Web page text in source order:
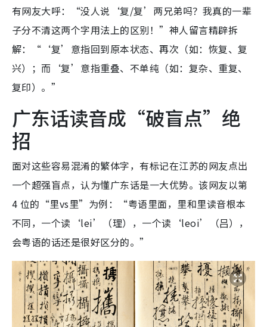
有网友大呼：“没人说‘复/复’两兄弟吗？我真的一辈
子分不清这两个字用法上的区别！”神人留言精辟拆
解：“‘复’意指回到原本状态、再次（如：恢复、复
兴）；而‘复’意指重叠、不单纯（如：复杂、重复、
复印）。”
广东话读音成“破盲点”绝
招
面对这些容易混淆的繁体字，有标记在江苏的网友点出
一个超强盲点，认为懂广东话是一大优势。该网友以第
4 位的“里vs里”为例：“粤语里面，里和里读音根本
不同，一个读‘lei’（理），一个读‘leoi’（吕），
会粤语的话还是很好区分的。”